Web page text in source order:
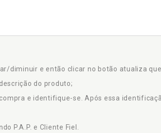
diminuir e então clicar no botão atualiza
do produto;
e identifique-se. Após essa
P.A.P. e Cliente Fiel.